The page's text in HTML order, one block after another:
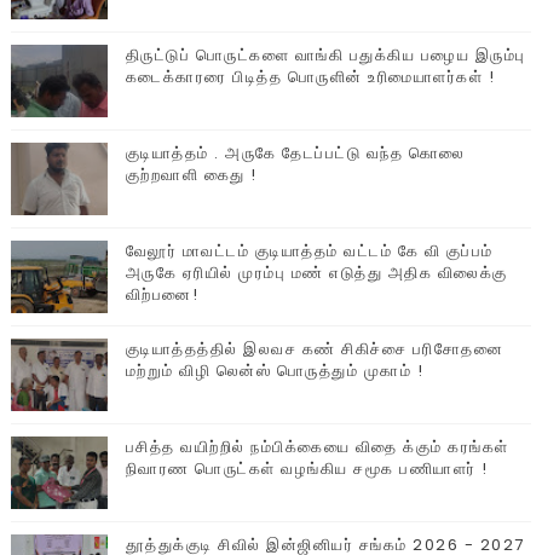
திருட்டுப் பொருட்களை வாங்கி பதுக்கிய பழைய இரும்பு
கடைக்காரரை பிடித்த பொருளின் உரிமையாளர்கள் !
குடியாத்தம் . அருகே தேடப்பட்டு வந்த கொலை
குற்றவாளி கைது !
வேலூர் மாவட்டம் குடியாத்தம் வட்டம் கே வி குப்பம்
அருகே ஏரியில் முரம்பு‌ மண் எடுத்து அதிக விலைக்கு
விற்பனை!
குடியாத்தத்தில் இலவச கண் சிகிச்சை பரிசோதனை
மற்றும் விழி லென்ஸ் பொருத்தும் முகாம் !
பசித்த வயிற்றில் நம்பிக்கையை விதை க்கும் கரங்கள்
நிவாரண பொருட்கள் வழங்கிய சமூக பணியாளர் !
தூத்துக்குடி சிவில் இன்ஜினியர் சங்கம் 2026 - 2027